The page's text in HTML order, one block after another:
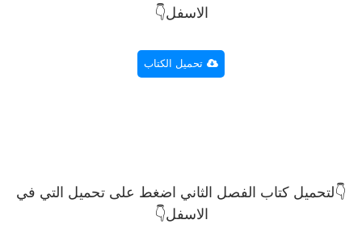
الاسفل👇
تحميل الكتاب
👇لتحميل كتاب الفصل الثاني اضغط على تحميل التي في
الاسفل👇